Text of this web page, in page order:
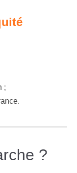
;
?